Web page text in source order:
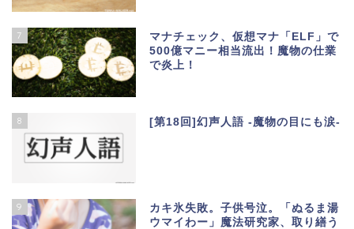
7
マナチェック、仮想マナ「ELF」で
500億マニー相当流出！魔物の仕業
で炎上！
8 [第18回]幻声人語 -魔物の目にも涙-
9
カキ氷失敗。子供号泣。「ぬるま湯
ウマイわー」魔法研究家、取り繕う